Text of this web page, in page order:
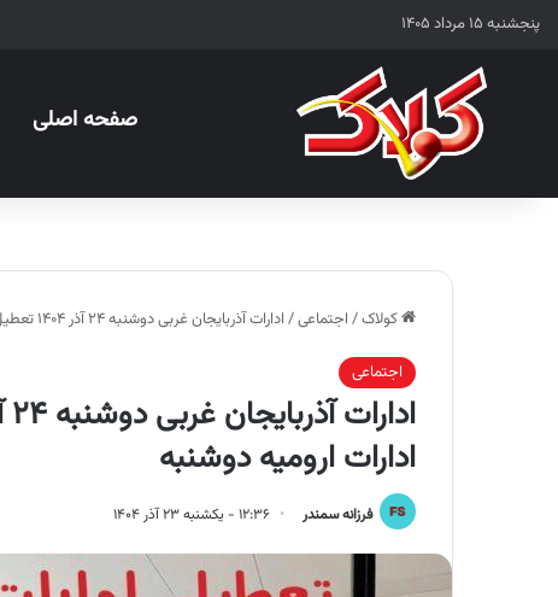
پنجشنبه ۱۵ مرداد ۱۴۰۵
صفحه اصلی
کولاک/ اجتماعی/ ادارات آذربایجان غربی دوشنبه ۲۴ آذر ۱۴۰۴ تعطیل است؟ | نحوه فعالیت ادارات ارومیه دوشنبه
اجتماعی
ادارات ارومیه دوشنبه
فرزانه سمندر ۱۲:۳۶ - یکشنبه ۲۳ آذر ۱۴۰۴